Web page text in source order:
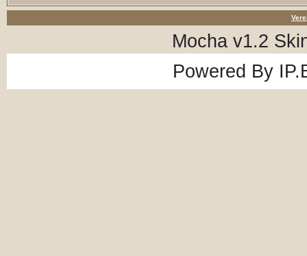
Mocha v1.2
Powered By